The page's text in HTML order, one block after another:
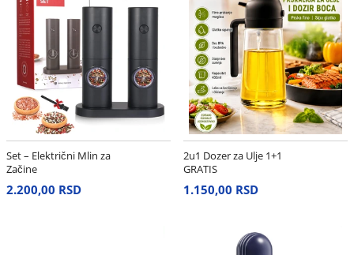
Set – Električni Mlin za
Začine
2.200,00 RSD
2u1 Dozer za Ulje 1+1
GRATIS
1.150,00 RSD